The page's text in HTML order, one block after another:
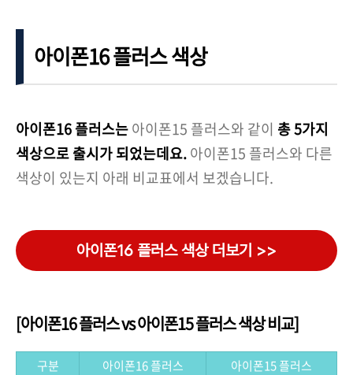
아이폰16 플러스 색상
아이폰16 플러스는아이폰15 플러스와 같이 총 5가지
색상으로 출시가 되었는데요.아이폰15 플러스와 다른
색상이 있는지 아래 비교표에서 보겠습니다.
아이폰16 플러스 색상 더보기 >>
[아이폰16 플러스 vs 아이폰15 플러스 색상 비교]
구분 아이폰16 플러스 아이폰15 플러스